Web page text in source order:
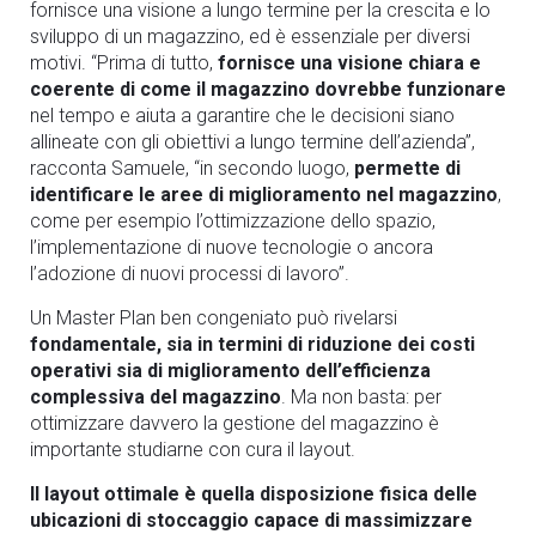
fornisce una visione a lungo termine per la crescita e lo
sviluppo di un magazzino, ed è essenziale per diversi
motivi. “Prima di tutto, fornisce una visione chiara e
coerente di come il magazzino dovrebbe funzionare
nel tempo e aiuta a garantire che le decisioni siano
allineate con gli obiettivi a lungo termine dell’azienda”,
racconta Samuele, “in secondo luogo, permette di
identificare le aree di miglioramento nel magazzino,
come per esempio l’ottimizzazione dello spazio,
l’implementazione di nuove tecnologie o ancora
l’adozione di nuovi processi di lavoro”.
Un Master Plan ben congeniato può rivelarsi
fondamentale, sia in termini di riduzione dei costi
operativi sia di miglioramento dell’efficienza
complessiva del magazzino. Ma non basta: per
ottimizzare davvero la gestione del magazzino è
importante studiarne con cura il layout.
Il layout ottimale è quella disposizione fisica delle
ubicazioni di stoccaggio capace di massimizzare